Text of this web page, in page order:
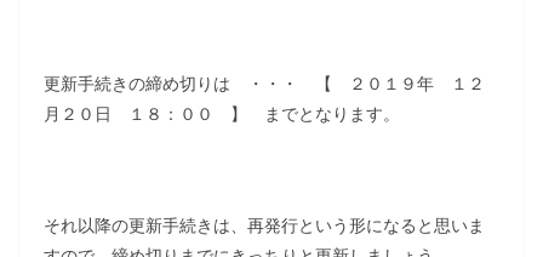
更新手続きの締め切りは ・・・ 【 ２０１９年 １２
月２０日 １８：００ 】 までとなります。
それ以降の更新手続きは、再発行という形になると思いま